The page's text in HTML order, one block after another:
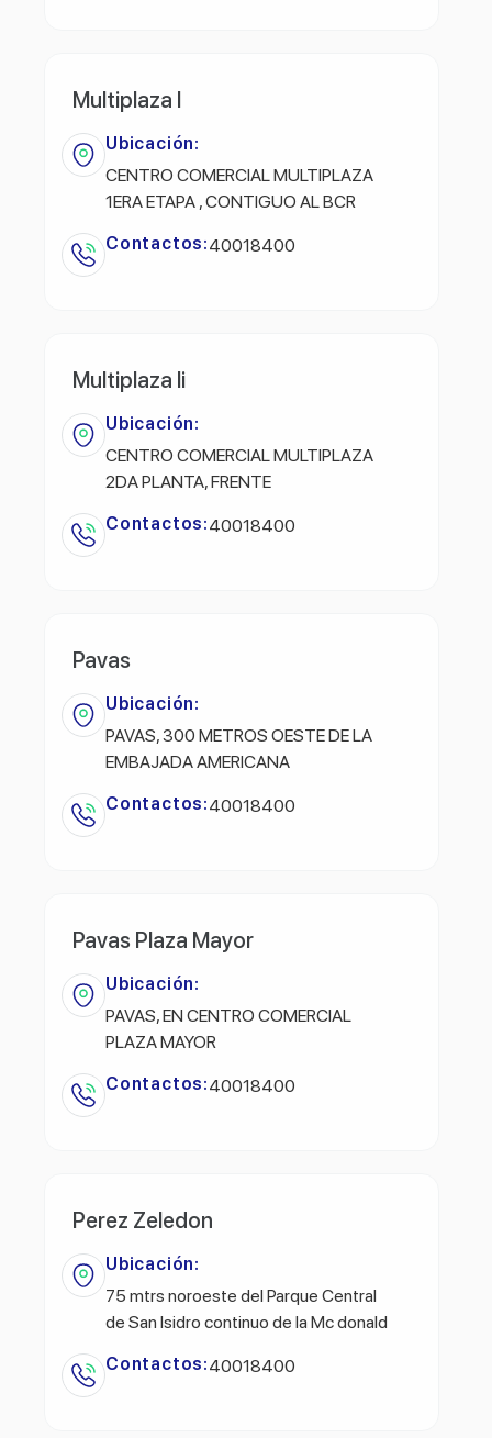
Multiplaza I
Ubicación:
CENTRO COMERCIAL MULTIPLAZA
1ERA ETAPA , CONTIGUO AL BCR
Contactos:40018400
Multiplaza Ii
Ubicación:
CENTRO COMERCIAL MULTIPLAZA
2DA PLANTA, FRENTE
Contactos:40018400
Pavas
Ubicación:
PAVAS, 300 METROS OESTE DE LA
EMBAJADA AMERICANA
Contactos:40018400
Pavas Plaza Mayor
Ubicación:
PAVAS, EN CENTRO COMERCIAL
PLAZA MAYOR
Contactos:40018400
Perez Zeledon
Ubicación:
75 mtrs noroeste del Parque Central
de San Isidro continuo de la Mc donald
Contactos:40018400